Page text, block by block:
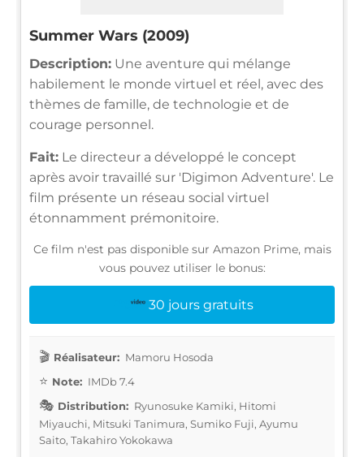
Summer Wars (2009)
Description: Une aventure qui mélange
habilement le monde virtuel et réel, avec des
thèmes de famille, de technologie et de
courage personnel.
Fait: Le directeur a développé le concept
après avoir travaillé sur 'Digimon Adventure'. Le
film présente un réseau social virtuel
étonnamment prémonitoire.
Ce film n'est pas disponible sur Amazon Prime, mais
vous pouvez utiliser le bonus:
30 jours gratuits
Réalisateur: Mamoru Hosoda
Note: IMDb 7.4
Distribution: Ryunosuke Kamiki, Hitomi
Miyauchi, Mitsuki Tanimura, Sumiko Fuji, Ayumu
Saito, Takahiro Yokokawa